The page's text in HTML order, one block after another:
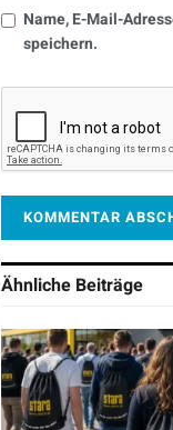
Name, E-Mail-
speichern.
Ähnliche Beiträge